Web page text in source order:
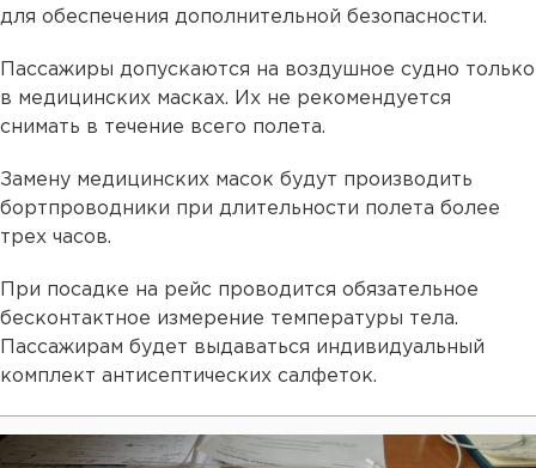
для обеспечения дополнительной безопасности.
Пассажиры допускаются на воздушное судно только
в медицинских масках. Их не рекомендуется
снимать в течение всего полета.
Замену медицинских масок будут производить
бортпроводники при длительности полета более
трех часов.
При посадке на рейс проводится обязательное
бесконтактное измерение температуры тела.
Пассажирам будет выдаваться индивидуальный
комплект антисептических салфеток.